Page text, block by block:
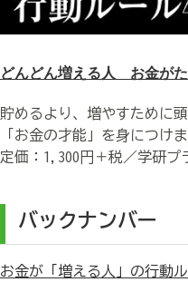
どんどん増える人 お金が
貯めるより、増やすために
「お金の才能」を身につけ
定価：1,300円＋税／学研プ
バックナンバー
お金が「増える人」の行動